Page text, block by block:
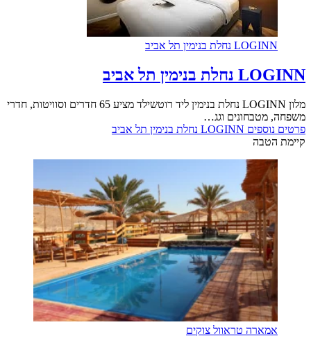
LOGINN נחלת בנימין תל אביב
LOGINN נחלת בנימין תל אביב
מלון LOGINN נחלת בנימין ליד רוטשילד מציע 65 חדרים וסוויטות, חדרי
משפחה, מטבחונים וגג…
פרטים נוספים LOGINN נחלת בנימין תל אביב
קיימת הטבה
אמארה טראוול צוקים